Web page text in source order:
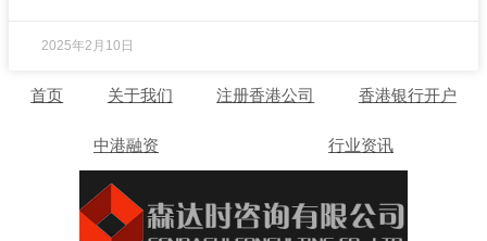
2025年2月10日
首页 关于我们 注册香港公司 香港银行开户
中港融资 行业资讯